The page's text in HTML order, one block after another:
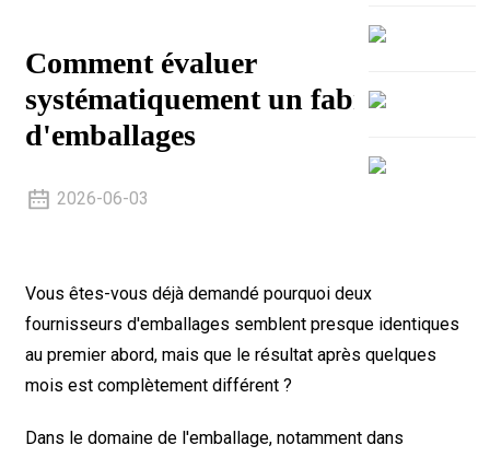
Comment évaluer
systématiquement un fabricant
d'emballages
2026-06-03
Vous êtes-vous déjà demandé pourquoi deux
fournisseurs d'emballages semblent presque identiques
au premier abord, mais que le résultat après quelques
mois est complètement différent ?
Dans le domaine de l'emballage, notamment dans